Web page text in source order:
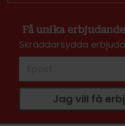
Få unika
Skräddarsydda
Jag vill få